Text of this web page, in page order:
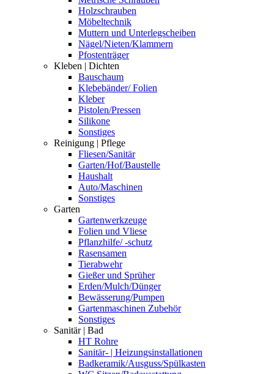
Holzschrauben
Möbeltechnik
Muttern und Unterlegscheiben
Nägel/Nieten/Klammern
Pfostenträger
Kleben | Dichten
Bauschaum
Klebebänder/ Folien
Kleber
Pistolen/Pressen
Silikone
Sonstiges
Reinigung | Pflege
Fliesen/Sanitär
Garten/Hof/Baustelle
Haushalt
Auto/Maschinen
Sonstiges
Garten
Gartenwerkzeuge
Folien und Vliese
Pflanzhilfe/ -schutz
Rasensamen
Tierabwehr
Gießer und Sprüher
Erden/Mulch/Dünger
Bewässerung/Pumpen
Gartenmaschinen Zubehör
Sonstiges
Sanitär | Bad
HT Rohre
Sanitär- | Heizungsinstallationen
Badkeramik/Ausguss/Spülkasten